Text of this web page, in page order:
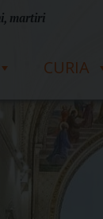
martiri
CURIA